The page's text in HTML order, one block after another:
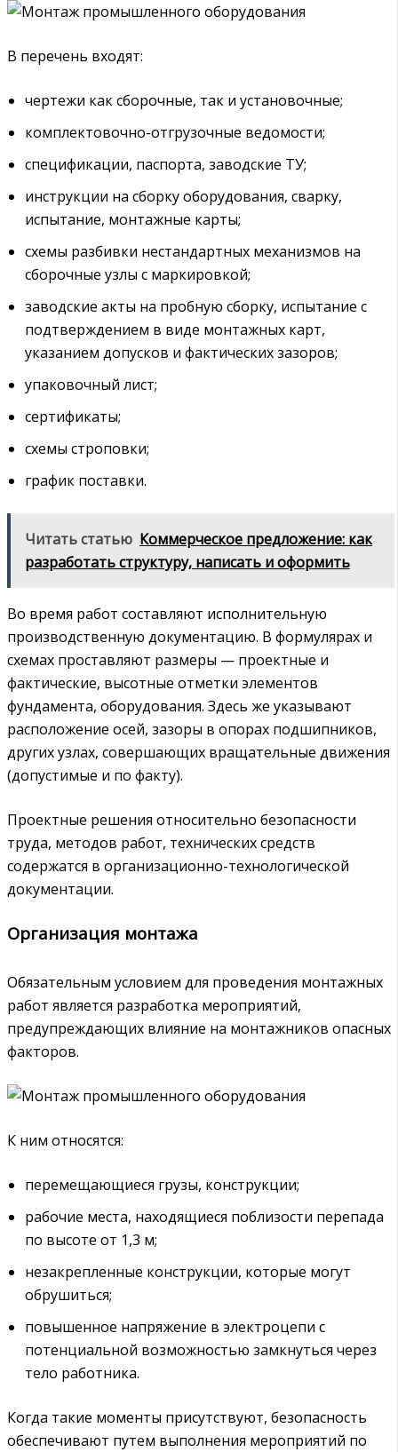
В перечень входят:
чертежи как сборочные, так и установочные;
комплектовочно-отгрузочные ведомости;
спецификации, паспорта, заводские ТУ;
инструкции на сборку оборудования, сварку,
испытание, монтажные карты;
схемы разбивки нестандартных механизмов на
сборочные узлы с маркировкой;
заводские акты на пробную сборку, испытание с
подтверждением в виде монтажных карт,
указанием допусков и фактических зазоров;
упаковочный лист;
сертификаты;
схемы строповки;
график поставки.
Читать статью Коммерческое предложение: как
разработать структуру, написать и оформить
Во время работ составляют исполнительную
производственную документацию. В формулярах и
схемах проставляют размеры — проектные и
фактические, высотные отметки элементов
фундамента, оборудования. Здесь же указывают
расположение осей, зазоры в опорах подшипников,
других узлах, совершающих вращательные движения
(допустимые и по факту).
Проектные решения относительно безопасности
труда, методов работ, технических средств
содержатся в организационно-технологической
документации.
Организация монтажа
Обязательным условием для проведения монтажных
работ является разработка мероприятий,
предупреждающих влияние на монтажников опасных
факторов.
К ним относятся:
перемещающиеся грузы, конструкции;
рабочие места, находящиеся поблизости перепада
по высоте от 1,3 м;
незакрепленные конструкции, которые могут
обрушиться;
повышенное напряжение в электроцепи с
потенциальной возможностью замкнуться через
тело работника.
Когда такие моменты присутствуют, безопасность
обеспечивают путем выполнения мероприятий по